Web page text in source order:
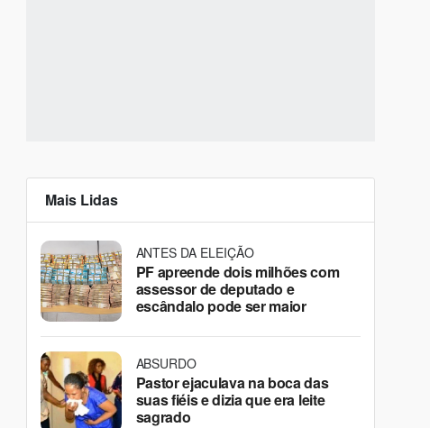
Mais Lidas
ANTES DA ELEIÇÃO
PF apreende dois milhões com
assessor de deputado e
escândalo pode ser maior
ABSURDO
Pastor ejaculava na boca das
suas fiéis e dizia que era leite
sagrado